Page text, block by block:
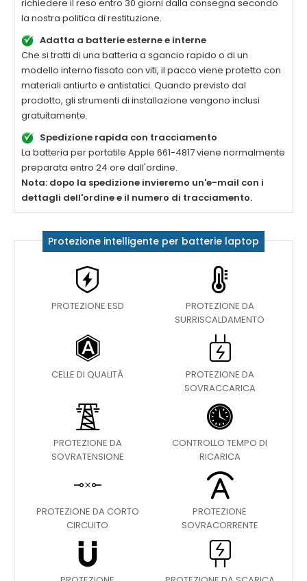
richiedere il reso entro 30 giorni dalla consegna secondo
la nostra politica di restituzione.
Adatta a batterie esterne e interne
Che si tratti di una batteria a sgancio rapido o di un
modello interno fissato con viti, il pacco viene protetto con
materiali antiurto e antistatici. Quando previsto dal
prodotto, gli strumenti di installazione vengono inclusi
gratuitamente.
Spedizione rapida con tracciamento
La batteria per portatile Apple 661-4817viene normalmente
preparata entro 24 ore dall'ordine.
Nota: dopo la spedizione invieremo un'e-mail con i
dettagli dell'ordine e il numero di tracciamento.
Protezione intelligente per batterie laptop
PROTEZIONE ESD
PROTEZIONE DA
SURRISCALDAMENTO
CELLE DI QUALITÀ
PROTEZIONE DA
SOVRACCARICA
PROTEZIONE DA
SOVRATENSIONE
CONTROLLO TEMPO DI
RICARICA
PROTEZIONE DA CORTO
CIRCUITO
PROTEZIONE
SOVRACORRENTE